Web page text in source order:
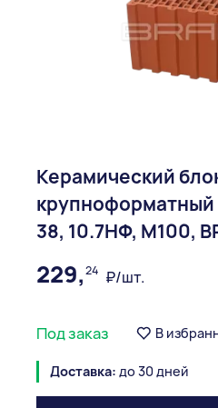
Керамический
38, 10.7НФ, М100,
229,24 ₽/шт.
Под заказ В
Доставка: до 30 дней